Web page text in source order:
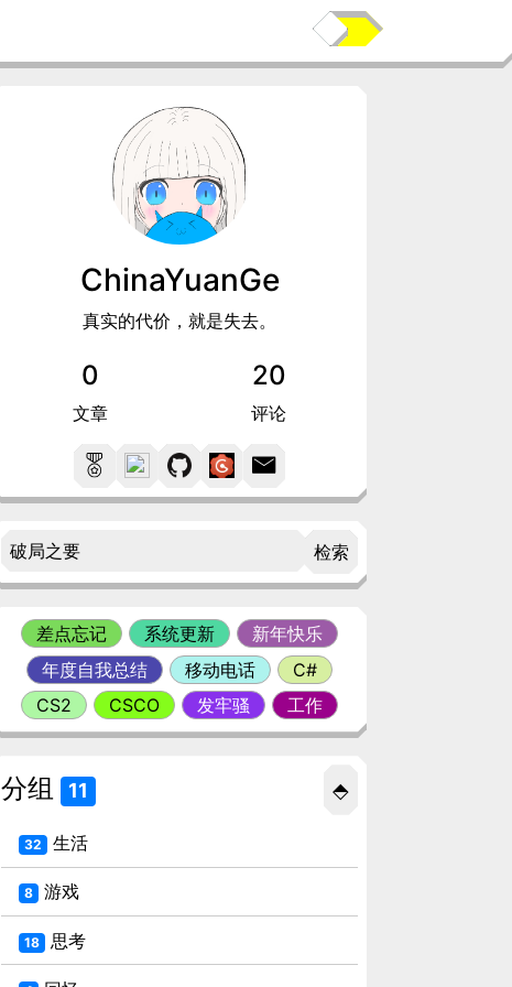
ChinaYuanGe
真实的代价，就是失去。
0
文章
20
评论
检索
差点忘记 系统更新
新年快乐
年度自我总结
移动电话
C#
CS2
CSCO 发牢骚 工作
分组 11 ⬘
32 生活
8 游戏
18 思考